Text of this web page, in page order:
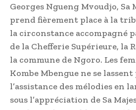
Georges Ngueng Mvoudjo, Sa
prend fièrement place à la
la circonstance accompagné
de la Chefferie Supérieure, la
la commune de Ngoro. Les
Kombe Mbengue ne se lassent
l’assistance des mélodies en
sous l’appréciation de Sa